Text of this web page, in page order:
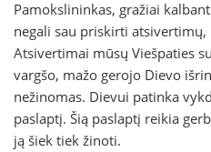
Pamokslininkas, gražiai
negali sau priskirti
Atsivertimai mūsų Viešpaties
vargšo, mažo gerojo Dievo
nežinomas. Dievui patinka
paslaptį. Šią paslaptį reikia
ją šiek tiek žinoti.